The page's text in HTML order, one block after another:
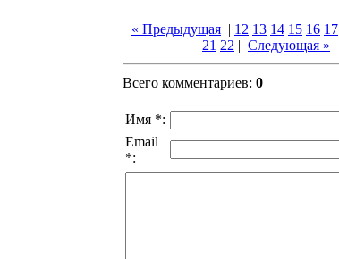
« Предыдущая | 12 13 14 15 16 17
21 22 | Следующая »
Всего комментариев: 0
Имя *:
Email
*: